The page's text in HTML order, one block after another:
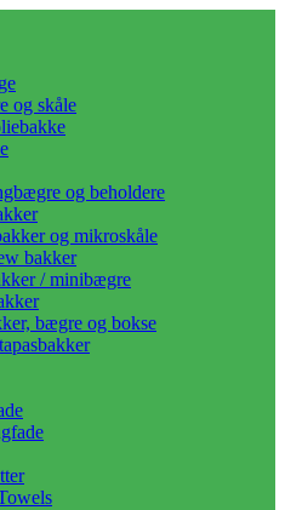
og skåle
og beholdere
og mikroskåle
bakker
/ minibægre
bægre og bokse